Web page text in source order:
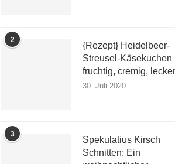
2
{Rezept} Heidelbeer-
Streusel-Käsekuchen |
fruchtig, cremig, lecker
30. Juli 2020
3
Spekulatius Kirsch
Schnitten: Ein